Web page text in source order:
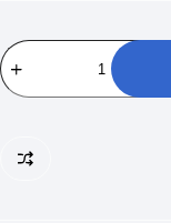
GORENJE
VC2206G4ADBL
количина